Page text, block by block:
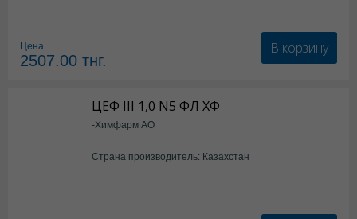
Цена
2507.00 тнг.
В корзину
ЦЕФ III 1,0 N5 ФЛ ХФ
-Химфарм АО
Страна производитель: Казахстан